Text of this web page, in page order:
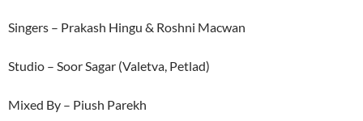
Singers – Prakash Hingu & Roshni Macwan
Studio – Soor Sagar (Valetva, Petlad)
Mixed By – Piush Parekh